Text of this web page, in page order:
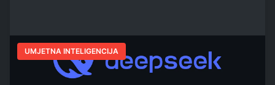
UMJETNA INTELIGENCIJA